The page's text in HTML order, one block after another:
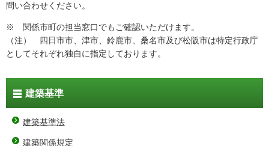
問い合わせください。
※ 関係市町の担当窓口でもご確認いただけます。
（注） 四日市市、津市、鈴鹿市、桑名市及び松阪市は特定行政庁
としてそれぞれ独自に指定しております。
建築基準
建築基準法
建築関係規定